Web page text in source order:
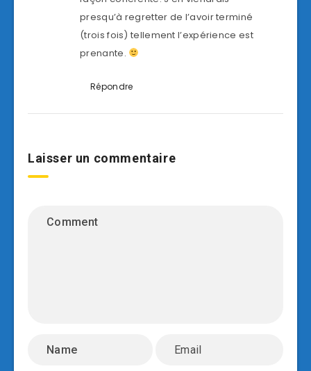
presqu’à regretter de l’avoir terminé
(trois fois) tellement l’expérience est
prenante.
Répondre
Laisser un commentaire